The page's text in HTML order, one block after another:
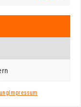
Impressum